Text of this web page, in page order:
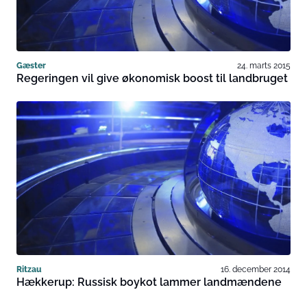
Gæster 24. marts 2015
Regeringen vil give økonomisk boost til landbruget
Ritzau 16. december 2014
Hækkerup: Russisk boykot lammer landmændene